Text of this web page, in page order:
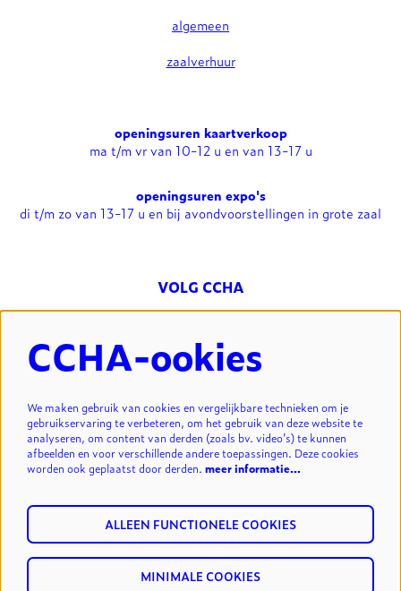
algemeen
zaalverhuur
openingsuren kaartverkoop
ma t/m vr van 10-12 u en van 13-17 u
openingsuren expo's
di t/m zo van 13-17 u en bij avondvoorstellingen in grote zaal
VOLG CCHA
INSCHRIJVEN
CCHA-ookies
We maken gebruik van cookies en vergelijkbare technieken om je
gebruikservaring te verbeteren, om het gebruik van deze website te
analyseren, om content van derden (zoals bv. video’s) te kunnen
afbeelden en voor verschillende andere toepassingen. Deze cookies
worden ook geplaatst door derden. meer informatie…
ALLEEN FUNCTIONELE COOKIES
MINIMALE COOKIES